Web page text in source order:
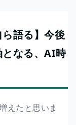
ら語る】今後
となる、AI時
えたと思いま